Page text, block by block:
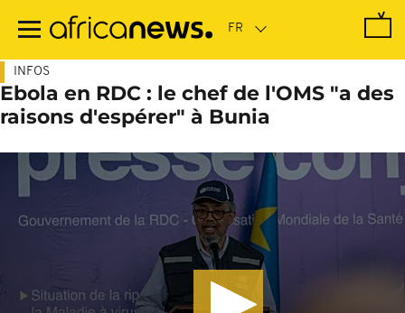
contenu
INFOS
Ebola en RDC : le chef de l'OMS "a des
raisons d'espérer" à Bunia